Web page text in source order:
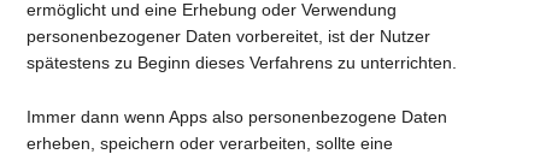
ermöglicht und eine Erhebung oder Verwendung
personenbezogener Daten vorbereitet, ist der Nutzer
spätestens zu Beginn dieses Verfahrens zu unterrichten.
Immer dann wenn Apps also personenbezogene Daten
erheben, speichern oder verarbeiten, sollte eine